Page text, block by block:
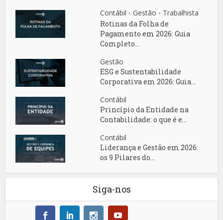
Contábil • Gestão • Trabalhista
Rotinas da Folha de
Pagamento em 2026: Guia
Completo...
Gestão
ESG e Sustentabilidade
Corporativa em 2026: Guia...
Contábil
Princípio da Entidade na
Contabilidade: o que é e...
Contábil
Liderança e Gestão em 2026:
os 9 Pilares do...
Siga-nos